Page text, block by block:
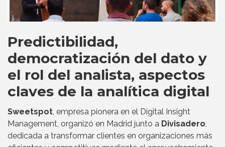
Predictibilidad,
democratización del dato y
el rol del analista, aspectos
claves de la analítica digital
Sweetspot , empresa pionera en el Digital Insight
Management, organizó en Madrid junto a Divisadero
dedicada a transformar clientes en organizaciones más